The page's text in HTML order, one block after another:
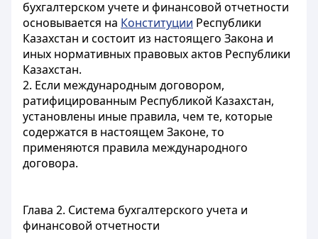
бухгалтерском учете и финансовой отчетности
основывается на Конституции Республики
Казахстан и состоит из настоящего Закона и
иных нормативных правовых актов Республики
Казахстан.
2. Если международным договором,
ратифицированным Республикой Казахстан,
установлены иные правила, чем те, которые
содержатся в настоящем Законе, то
применяются правила международного
договора.
Глава 2. Система бухгалтерского учета и
финансовой отчетности